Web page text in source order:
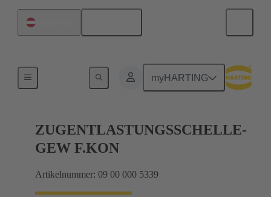
myHARTING
Sonstiges Zubehör
ZUGENTLASTUNGSSCHELLE-
GEW F.KON
Artikelnummer: 09 00 000 5339